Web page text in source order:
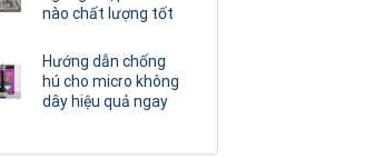
nào chất lượng tốt
Hướng dẫn chống
hú cho micro không
dây hiệu quả ngay